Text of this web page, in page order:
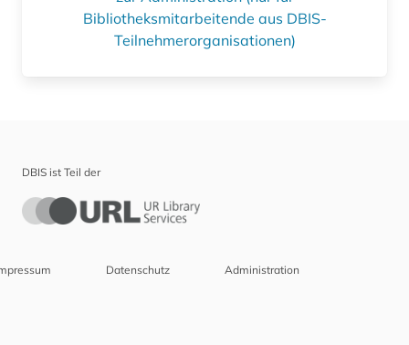
Bibliotheksmitarbeitende aus DBIS-
Teilnehmerorganisationen)
DBIS ist Teil der
Datenschutz Administration